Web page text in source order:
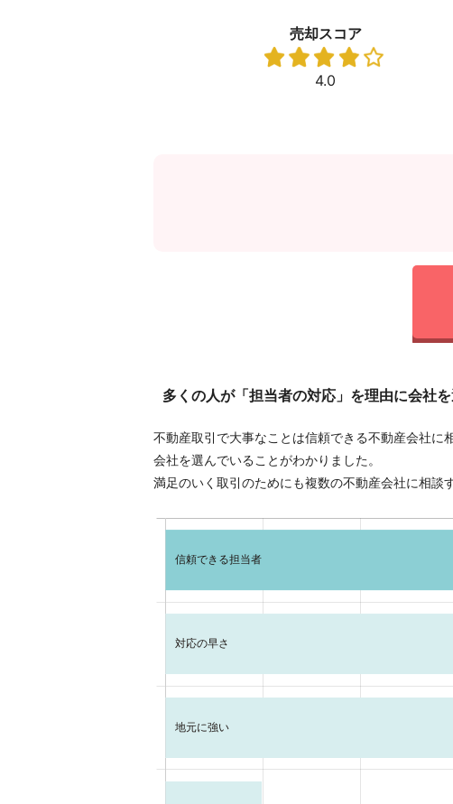
売却スコア
4.0
多くの人が「担当者の対応」を理由に会社を
不動産取引で大事なことは信頼できる不動産会社に
会社を選んでいることがわかりました。
満足のいく取引のためにも複数の不動産会社に相談